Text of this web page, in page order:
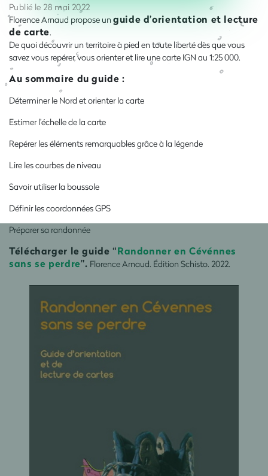
Publié le 28 mai 2022
Florence Arnaud propose un guide d’orientation et lecture
de carte.
De quoi découvrir un territoire à pied en toute liberté dès que vous
savez vous repérer, vous orienter et lire une carte IGN au 1:25 000.
Au sommaire du guide :
Déterminer le Nord et orienter la carte
Estimer l’échelle de la carte
Repérer les éléments remarquables grâce à la légende
Lire les courbes de niveau
Savoir utiliser la boussole
Définir les coordonnées GPS
Préparer sa randonnée
Télécharger le guide “Randonner en Cévénnes
sans se perdre”. Florence Arnaud. Édition Schisto. 2022.